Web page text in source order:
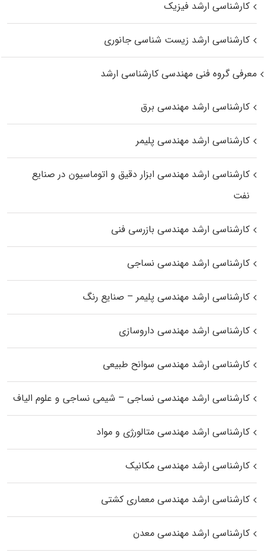
کارشناسی ارشد فیزیک
کارشناسی ارشد زیست‌ شناسی جانوری
معرفی گروه فنی مهندسی کارشناسی ارشد
کارشناسی ارشد مهندسی برق
کارشناسی ارشد مهندسی پلیمر
کارشناسی ارشد مهندسی ابزار دقیق و اتوماسیون در صنایع
نفت
کارشناسی ارشد مهندسی بازرسی فنی
کارشناسی ارشد مهندسی نساجی
کارشناسی ارشد مهندسی پلیمر – صنایع رنگ
کارشناسی ارشد مهندسی داروسازی
کارشناسی ارشد مهندسی سوانح طبیعی
کارشناسی ارشد مهندسی نساجی – شیمی نساجی و علوم الیاف
کارشناسی ارشد مهندسی متالورژی و مواد
کارشناسی ارشد مهندسی مکانیک
کارشناسی ارشد مهندسی معماری کشتی
کارشناسی ارشد مهندسی معدن